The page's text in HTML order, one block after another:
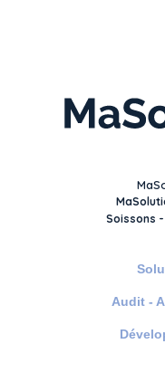
Soissons
Audit -